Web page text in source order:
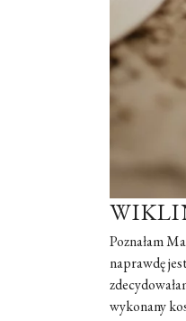
Poznałam
naprawdę
wykonany